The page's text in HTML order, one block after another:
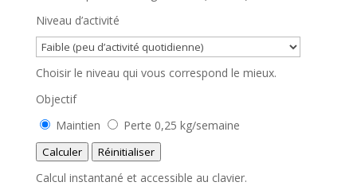
m
l
a
e
Niveau d’activité
Choisir le niveau qui vous correspond le mieux.
Objectif
Maintien
Perte 0,25 kg/semaine
Calculer Réinitialiser
Calcul instantané et accessible au clavier.